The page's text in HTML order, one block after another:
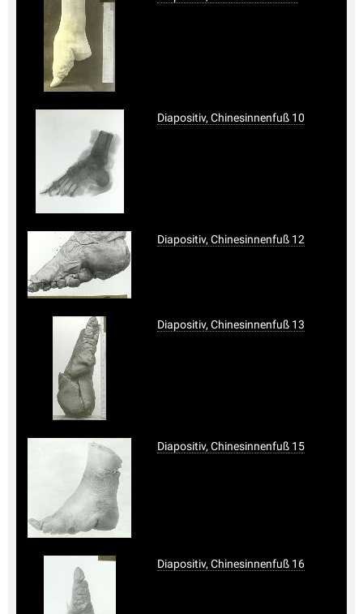
Diapositiv, Chinesinnenfuß 10
Diapositiv, Chinesinnenfuß 12
Diapositiv, Chinesinnenfuß 13
Diapositiv, Chinesinnenfuß 15
Diapositiv, Chinesinnenfuß 16